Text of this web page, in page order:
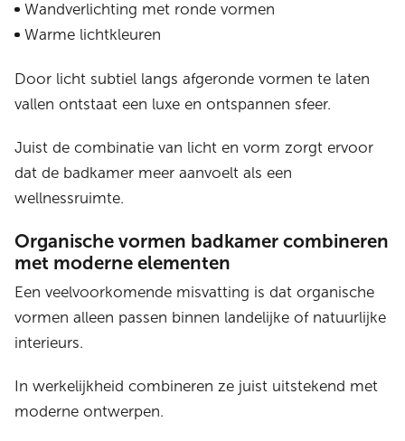
Wandverlichting met ronde vormen
Warme lichtkleuren
Door licht subtiel langs afgeronde vormen te laten
vallen ontstaat een luxe en ontspannen sfeer.
Juist de combinatie van licht en vorm zorgt ervoor
dat de badkamer meer aanvoelt als een
wellnessruimte.
Organische vormen badkamer combineren
met moderne elementen
Een veelvoorkomende misvatting is dat organische
vormen alleen passen binnen landelijke of natuurlijke
interieurs.
In werkelijkheid combineren ze juist uitstekend met
moderne ontwerpen.